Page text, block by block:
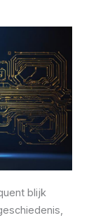
blijk